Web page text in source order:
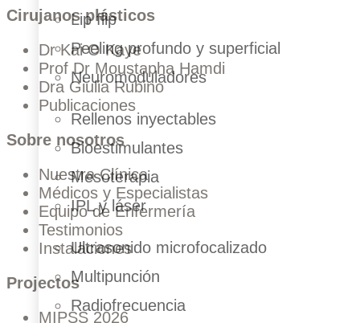
Lip flip
Peeling profundo y superficial
Neuromoduladores
Rellenos inyectables
Bioestimulantes
Mesoterapia
IPL y láser
Ultrasonido microfocalizado
Multipunción
Radiofrecuencia
Cirujanos plásticos
Dr Kai O Kaye
Prof Dr Moustapha Hamdi
Dra Giulia Rubino
Publicaciones
Sobre nosotros
Nuestra Clínica
Médicos y Especialistas
Equipo de Enfermería
Testimonios
Instalaciones
Projectos
MIPSS 2026